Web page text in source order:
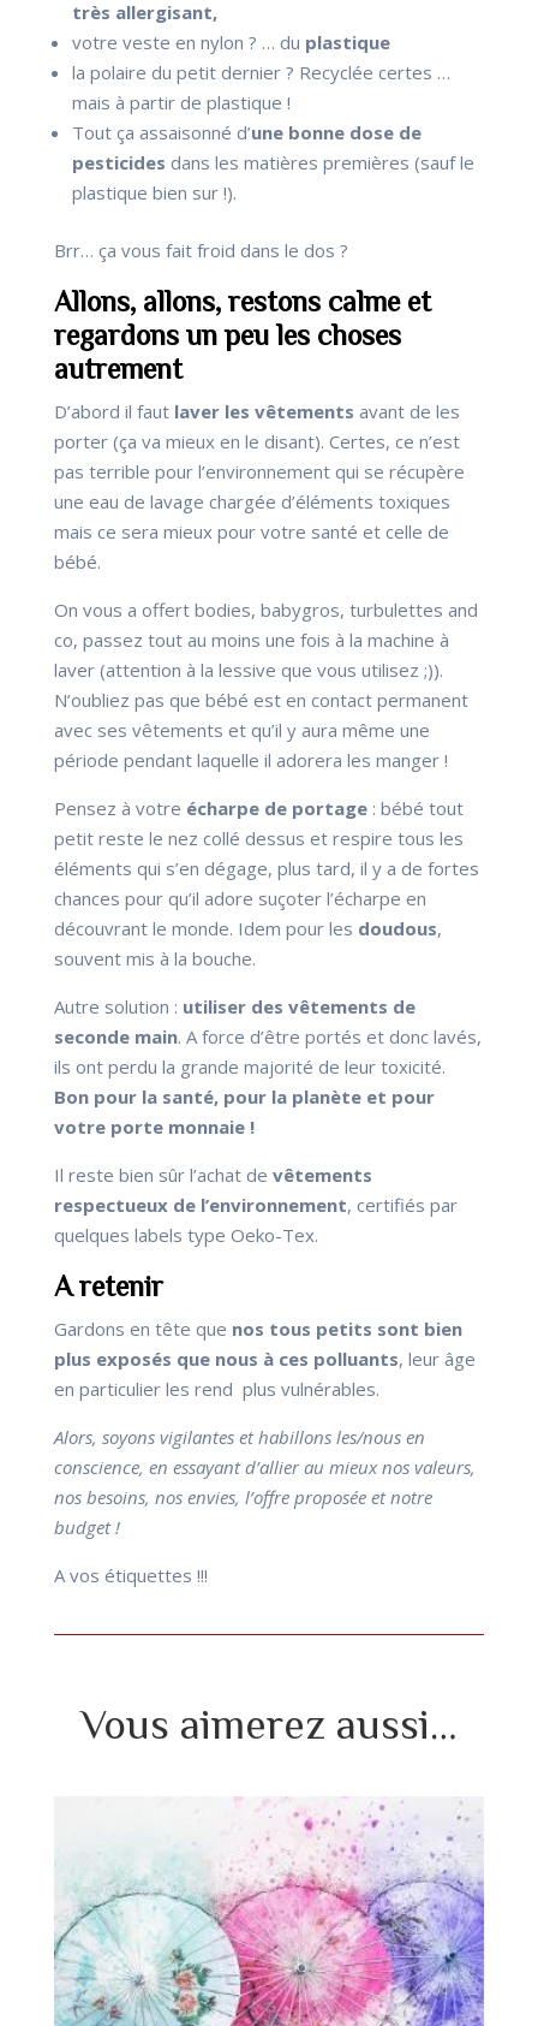
très allergisant,
votre veste en nylon ? … du plastique
la polaire du petit dernier ? Recyclée certes …
mais à partir de plastique !
Tout ça assaisonné d’une bonne dose de
pesticides dans les matières premières (sauf le
plastique bien sur !).
Brr… ça vous fait froid dans le dos ?
Allons, allons, restons calme et
regardons un peu les choses
autrement
D’abord il faut laver les vêtements avant de les
porter (ça va mieux en le disant). Certes, ce n’est
pas terrible pour l’environnement qui se récupère
une eau de lavage chargée d’éléments toxiques
mais ce sera mieux pour votre santé et celle de
bébé.
On vous a offert bodies, babygros, turbulettes and
co, passez tout au moins une fois à la machine à
laver (attention à la lessive que vous utilisez ;)).
N’oubliez pas que bébé est en contact permanent
avec ses vêtements et qu’il y aura même une
période pendant laquelle il adorera les manger !
Pensez à votre écharpe de portage: bébé tout
petit reste le nez collé dessus et respire tous les
éléments qui s’en dégage, plus tard, il y a de fortes
chances pour qu’il adore suçoter l’écharpe en
découvrant le monde. Idem pour les doudous,
souvent mis à la bouche.
Autre solution : utiliser des vêtements de
seconde main. A force d’être portés et donc lavés,
ils ont perdu la grande majorité de leur toxicité.
Bon pour la santé, pour la planète et pour
votre porte monnaie !
Il reste bien sûr l’achat de vêtements
respectueux de l’environnement, certifiés par
quelques labels type Oeko-Tex.
A retenir
Gardons en tête que nos tous petits sont bien
plus exposés que nous à ces polluants, leur âge
en particulier les rend plus vulnérables.
Alors, soyons vigilantes et habillons les/nous en
conscience, en essayant d’allier au mieux nos valeurs,
nos besoins, nos envies, l’offre proposée et notre
budget !
A vos étiquettes !!!
Vous aimerez aussi…